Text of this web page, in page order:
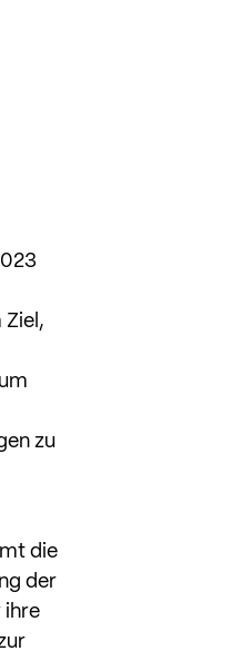
Ziel,
zu
die
der
ihre